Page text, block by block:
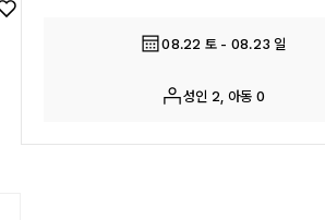
08.22 토 - 08.23 일
성인 2, 아동 0